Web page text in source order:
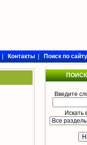
Контакты|Поиск по сайту
Введите
Искать